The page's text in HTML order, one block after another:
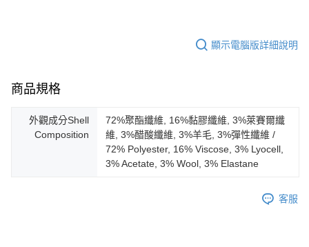
顯示電腦版詳細說明
商品規格
外觀成分Shell
Composition
72%聚酯纖維, 16%黏膠纖維, 3%萊賽爾纖
維, 3%醋酸纖維, 3%羊毛, 3%彈性纖維 /
72% Polyester, 16% Viscose, 3% Lyocell,
3% Acetate, 3% Wool, 3% Elastane
客服